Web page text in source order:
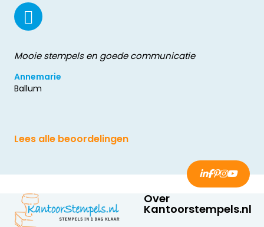
Mooie stempels en goede communicatie
Annemarie
Ballum
Lees alle beoordelingen
Over
Kantoorstempels.nl